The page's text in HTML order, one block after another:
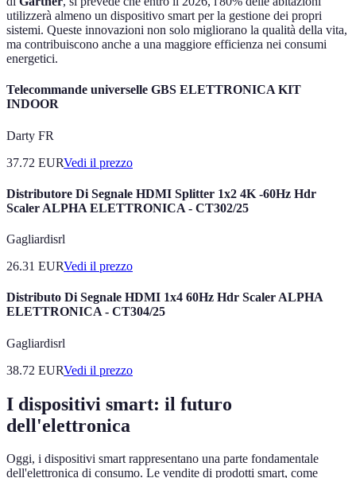
utilizzerà almeno un dispositivo smart per la gestione dei propri
sistemi. Queste innovazioni non solo migliorano la qualità della vita,
ma contribuiscono anche a una maggiore efficienza nei consumi
energetici.
Telecommande universelle GBS ELETTRONICA KIT
INDOOR
Darty FR
37.72 EURVedi il prezzo
Distributore Di Segnale HDMI Splitter 1x2 4K -60Hz Hdr
Scaler ALPHA ELETTRONICA - CT302/25
Gagliardisrl
26.31 EURVedi il prezzo
Distributo Di Segnale HDMI 1x4 60Hz Hdr Scaler ALPHA
ELETTRONICA - CT304/25
Gagliardisrl
38.72 EURVedi il prezzo
I dispositivi smart: il futuro
dell'elettronica
Oggi, i dispositivi smart rappresentano una parte fondamentale
dell'elettronica di consumo. Le vendite di prodotti smart, come